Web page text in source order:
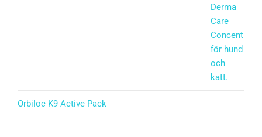
Orbiloc K9 Active Pack